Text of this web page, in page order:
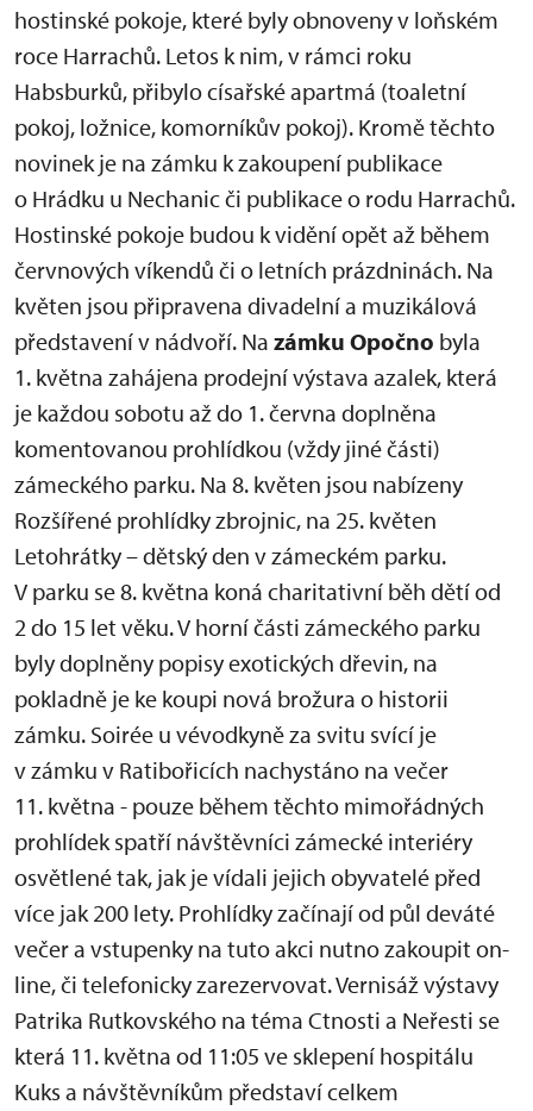
hostinské pokoje, které byly obnoveny v loňském
roce Harrachů. Letos k nim, v rámci roku
Habsburků, přibylo císařské apartmá (toaletní
pokoj, ložnice, komorníkův pokoj). Kromě těchto
novinek je na zámku k zakoupení publikace
o Hrádku u Nechanic či publikace o rodu Harrachů.
Hostinské pokoje budou k vidění opět až během
červnových víkendů či o letních prázdninách. Na
květen jsou připravena divadelní a muzikálová
představení v nádvoří. Na zámku Opočno byla
1. května zahájena prodejní výstava azalek, která
je každou sobotu až do 1. června doplněna
komentovanou prohlídkou (vždy jiné části)
zámeckého parku. Na 8. květen jsou nabízeny
Rozšířené prohlídky zbrojnic, na 25. květen
Letohrátky – dětský den v zámeckém parku.
V parku se 8. května koná charitativní běh dětí od
2 do 15 let věku. V horní části zámeckého parku
byly doplněny popisy exotických dřevin, na
pokladně je ke koupi nová brožura o historii
zámku. Soirée u vévodkyně za svitu svící je
v zámku v Ratibořicích nachystáno na večer
11. května - pouze během těchto mimořádných
prohlídek spatří návštěvníci zámecké interiéry
osvětlené tak, jak je vídali jejich obyvatelé před
více jak 200 lety. Prohlídky začínají od půl deváté
večer a vstupenky na tuto akci nutno zakoupit on-
line, či telefonicky zarezervovat. Vernisáž výstavy
Patrika Rutkovského na téma Ctnosti a Neřesti se
která 11. května od 11:05 ve sklepení hospitálu
Kuks a návštěvníkům představí celkem